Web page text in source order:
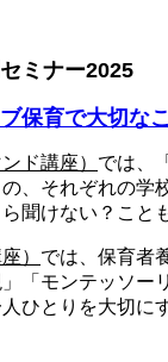
ミナー2025
保育で大切な
ド講座） では、
の、それぞれの学
聞けない？こと
） では、保育者
「モンテッソー
ひとりを大切に